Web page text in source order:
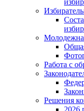
Работа с
Решения
2026